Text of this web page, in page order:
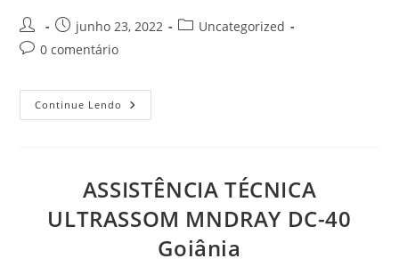
Autor
do
Post
publicado:
junho 23, 2022
Categoria
Uncategorized
Comentários
post:
0 comentário
Continue Lendo ASSISTÊNCIA
TÉCNICA
Goiânia
ASSISTÊNCIA TÉCNICA
ULTRASSOM MNDRAY DC-40
Goiânia